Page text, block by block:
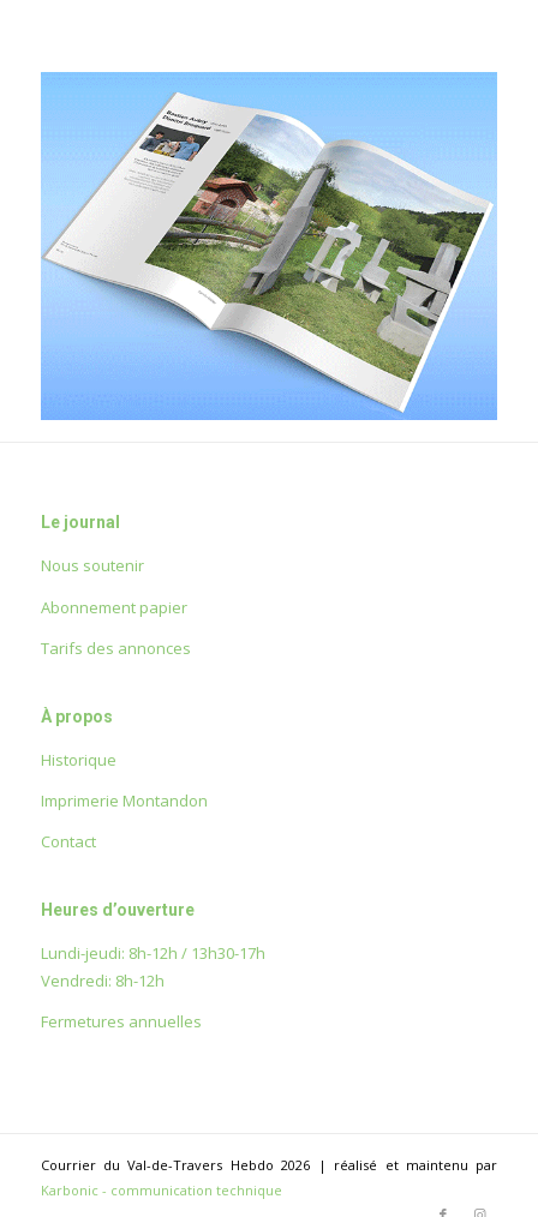
Le journal
Nous soutenir
Abonnement papier
Tarifs des annonces
À propos
Historique
Imprimerie Montandon
Contact
Heures d’ouverture
Lundi-jeudi: 8h-12h / 13h30-17h
Vendredi: 8h-12h
Fermetures annuelles
Courrier du Val-de-Travers Hebdo 2026 | réalisé et maintenu par
Karbonic - communication technique